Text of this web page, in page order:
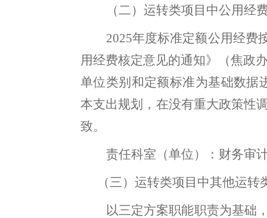
（二）运转类项目中公用经
2025年度标准定额公用经费
用经费核定意见的通知》（焦政
单位类别和定额标准为基础数据
本支出规划 ， 在没有重大政策性
致。
责任科室（单位）：财务审
（三） 运转类项目中其他运转
以三定方案职能职责为基础